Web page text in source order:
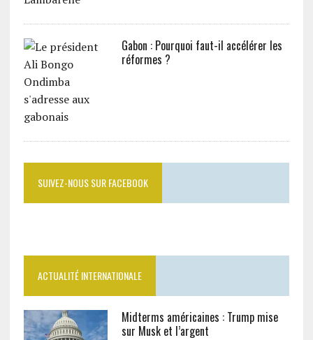
Gabon : Pourquoi faut-il accélérer les
réformes ?
SUIVEZ-NOUS SUR FACEBOOK
ACTUALITÉ INTERNATIONALE
Midterms américaines : Trump mise
sur Musk et l’argent